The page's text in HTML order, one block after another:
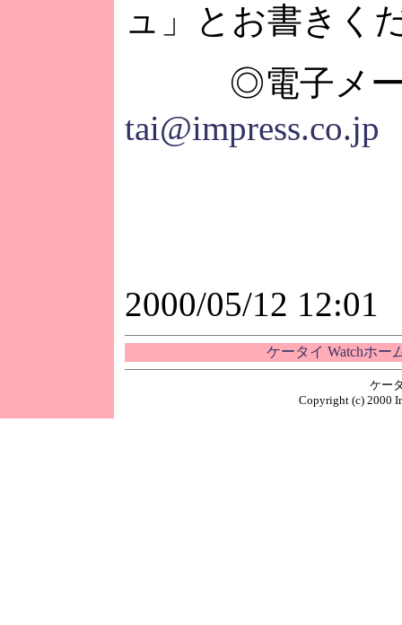
ュ」とお書きく
◎電子メー
tai@impress.co.jp
2000/05/12 12:01
ケータイ Watchホー
ケー
Copyright (c) 2000